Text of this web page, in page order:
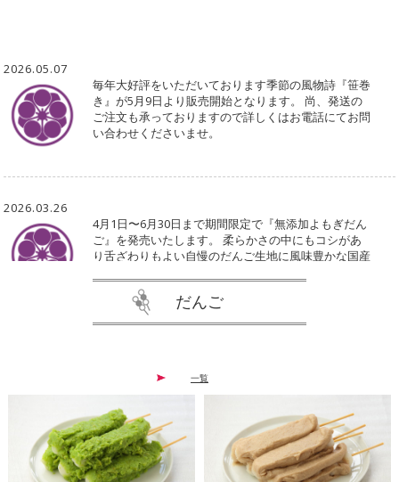
2026.05.07
毎年大好評をいただいております季節の風物詩『笹巻
き』が5月9日より販売開始となります。 尚、発送の
ご注文も承っておりますので詳しくはお電話にてお問
い合わせくださいませ。
2026.03.26
4月1日〜6月30日まで期間限定で『無添加よもぎだん
ご』を発売いたします。 柔らかさの中にもコシがあ
り舌ざわりもよい自慢のだんご生地に風味豊かな国産
んを乗せました。 オール無添加で作り上げた昔懐か
しい素朴なよもぎだんごを是非ご賞味ください。
大変お待たせいたしました。 多数お問い合わせをい
ただいている塩バター粒あんだんご今年は1ヶ月早め
ての販売とさせていただきます！ 自家製粒あんに溢
れんばかりのバターを乗せ、ピンク岩塩を一振りしま
した。 2月1日から3月31日まで販売予定しております
ので是非ご賞味ください。
だんご
一覧